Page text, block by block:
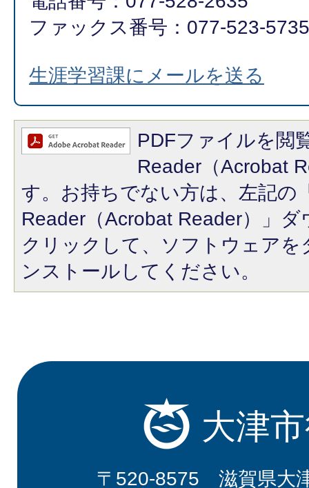
ファックス番号：077-523-5735
生涯学習課にメールを送る
PDFファイルを閲
Reader（Acrobat
す。お持ちでない方は、左記の
Reader（Acrobat Reader）」
クリックして、ソフトウェア
ンストールしてください。
大津
〒520-8575 滋賀県大